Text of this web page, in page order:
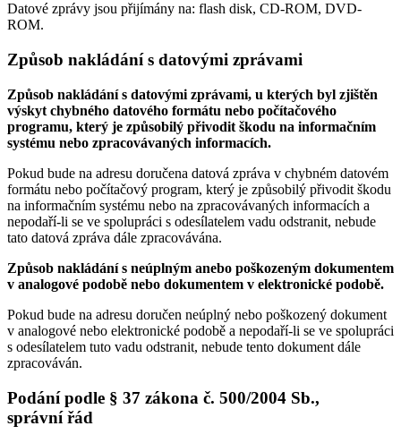
Datové zprávy jsou přijímány na: flash disk, CD-ROM, DVD-
ROM.
Způsob nakládání s datovými zprávami
Způsob nakládání s datovými zprávami, u kterých byl zjištěn
výskyt chybného datového formátu nebo počítačového
programu, který je způsobilý přivodit škodu na informačním
systému nebo zpracovávaných informacích.
Pokud bude na adresu doručena datová zpráva v chybném datovém
formátu nebo počítačový program, který je způsobilý přivodit škodu
na informačním systému nebo na zpracovávaných informacích a
nepodaří-li se ve spolupráci s odesílatelem vadu odstranit, nebude
tato datová zpráva dále zpracovávána.
Způsob nakládání s neúplným anebo poškozeným dokumentem
v analogové podobě nebo dokumentem v elektronické podobě.
Pokud bude na adresu doručen neúplný nebo poškozený dokument
v analogové nebo elektronické podobě a nepodaří-li se ve spolupráci
s odesílatelem tuto vadu odstranit, nebude tento dokument dále
zpracováván.
Podání podle § 37 zákona č. 500/2004 Sb.,
správní řád